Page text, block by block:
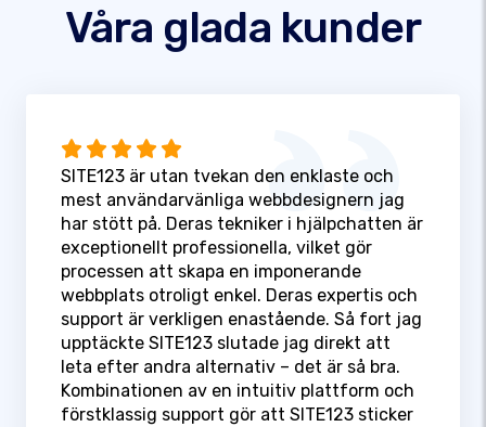
Våra glada kunder
SITE123 är utan tvekan den enklaste och
mest användarvänliga webbdesignern jag
har stött på. Deras tekniker i hjälpchatten är
exceptionellt professionella, vilket gör
processen att skapa en imponerande
webbplats otroligt enkel. Deras expertis och
support är verkligen enastående. Så fort jag
upptäckte SITE123 slutade jag direkt att
leta efter andra alternativ – det är så bra.
Kombinationen av en intuitiv plattform och
förstklassig support gör att SITE123 sticker